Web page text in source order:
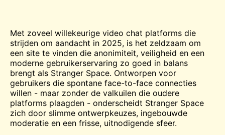
Met zoveel willekeurige video chat platforms die
strijden om aandacht in 2025, is het zeldzaam om
een site te vinden die anonimiteit, veiligheid en een
moderne gebruikerservaring zo goed in balans
brengt als Stranger Space. Ontworpen voor
gebruikers die spontane face-to-face connecties
willen - maar zonder de valkuilen die oudere
platforms plaagden - onderscheidt Stranger Space
zich door slimme ontwerpkeuzes, ingebouwde
moderatie en een frisse, uitnodigende sfeer.